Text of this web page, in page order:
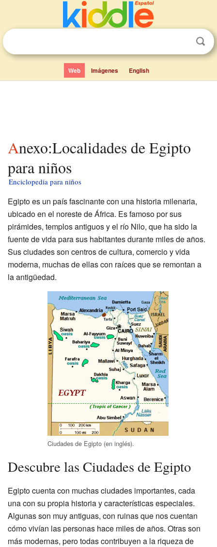
Web Imágenes English
Anexo:Localidades de Egipto
para niños
Enciclopedia para niños
Egipto es un país fascinante con una historia milenaria,
ubicado en el noreste de África. Es famoso por sus
pirámides, templos antiguos y el río Nilo, que ha sido la
fuente de vida para sus habitantes durante miles de años.
Sus ciudades son centros de cultura, comercio y vida
moderna, muchas de ellas con raíces que se remontan a
la antigüedad.
Ciudades de Egipto (en inglés).
Descubre las Ciudades de Egipto
Egipto cuenta con muchas ciudades importantes, cada
una con su propia historia y características especiales.
Algunas son muy antiguas, con ruinas que nos cuentan
cómo vivían las personas hace miles de años. Otras son
más modernas, pero todas contribuyen a la riqueza de